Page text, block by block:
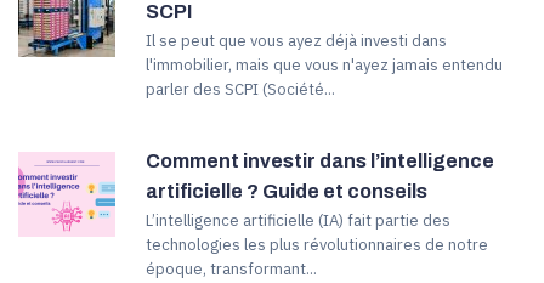
SCPI
Il se peut que vous ayez déjà investi dans
l'immobilier, mais que vous n'ayez jamais entendu
parler des SCPI (Société...
Comment investir dans l’intelligence
artificielle ? Guide et conseils
L’intelligence artificielle (IA) fait partie des
technologies les plus révolutionnaires de notre
époque, transformant...